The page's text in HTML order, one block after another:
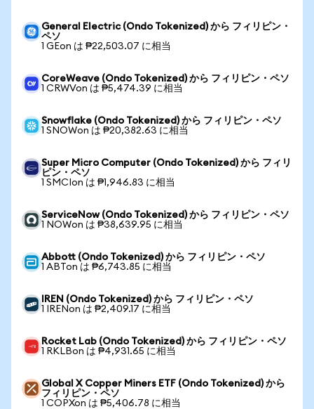
General Electric (Ondo Tokenized) から フィリピン・
ペソ
1 GEon は ₱22,503.07 に相当
CoreWeave (Ondo Tokenized) から フィリピン・ペソ
1 CRWVon は ₱5,474.39 に相当
Snowflake (Ondo Tokenized) から フィリピン・ペソ
1 SNOWon は ₱20,382.63 に相当
Super Micro Computer (Ondo Tokenized) から フィリ
ピン・ペソ
1 SMCIon は ₱1,946.83 に相当
ServiceNow (Ondo Tokenized) から フィリピン・ペソ
1 NOWon は ₱38,639.95 に相当
Abbott (Ondo Tokenized) から フィリピン・ペソ
1 ABTon は ₱6,743.85 に相当
IREN (Ondo Tokenized) から フィリピン・ペソ
1 IRENon は ₱2,409.17 に相当
Rocket Lab (Ondo Tokenized) から フィリピン・ペソ
1 RKLBon は ₱4,931.65 に相当
Global X Copper Miners ETF (Ondo Tokenized) から
フィリピン・ペソ
1 COPXon は ₱5,406.78 に相当